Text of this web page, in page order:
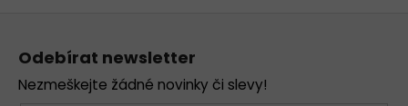
a
Odebírat newsletter
Nezmeškejte žádné novinky či slevy!